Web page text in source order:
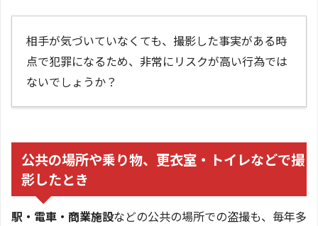
相手が気づいていなくても、撮影した事実がある時
点で犯罪になるため、非常にリスクが高い行為では
ないでしょうか？
公共の場所や乗り物、更衣室・トイレなどで撮
影したとき
駅・電車・商業施設などの公共の場所での盗撮も、毎年多